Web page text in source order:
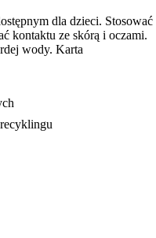
dla dzieci. Stosować
kontaktu ze skórą i oczami.
wody. Karta